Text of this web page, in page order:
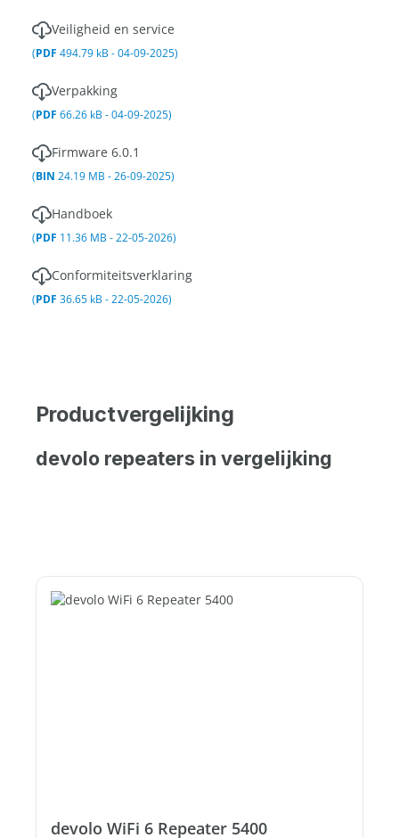
Veiligheid en service
(PDF 494.79 kB - 04-09-2025)
Verpakking
(PDF 66.26 kB - 04-09-2025)
Firmware 6.0.1
(BIN 24.19 MB - 26-09-2025)
Handboek
(PDF 11.36 MB - 22-05-2026)
Conformiteitsverklaring
(PDF 36.65 kB - 22-05-2026)
Productvergelijking
devolo repeaters in vergelijking
devolo WiFi 6 Repeater 5400